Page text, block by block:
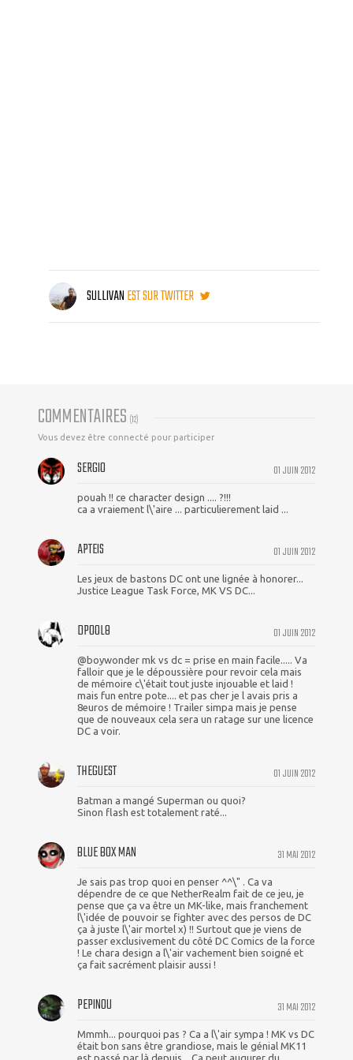
SULLIVANEST SUR TWITTER
COMMENTAIRES (12)
Vous devez être connecté pour participer
01 JUIN 2012
SERGIO
pouah !! ce character design .... ?!!!
ca a vraiement l\'aire ... particulierement laid ...
01 JUIN 2012
APTEIS
Les jeux de bastons DC ont une lignée à honorer...
Justice League Task Force, MK VS DC...
01 JUIN 2012
DPOOL8
@boywonder mk vs dc = prise en main facile..... Va
falloir que je le dépoussière pour revoir cela mais
de mémoire c\'était tout juste injouable et laid !
mais fun entre pote.... et pas cher je l avais pris a
8euros de mémoire ! Trailer simpa mais je pense
que de nouveaux cela sera un ratage sur une licence
DC a voir.
01 JUIN 2012
THEGUEST
Batman a mangé Superman ou quoi?
Sinon flash est totalement raté...
31 MAI 2012
BLUE BOX MAN
Je sais pas trop quoi en penser ^^\" . Ca va
dépendre de ce que NetherRealm fait de ce jeu, je
pense que ça va être un MK-like, mais franchement
l\'idée de pouvoir se fighter avec des persos de DC
ça à juste l\'air mortel x) !! Surtout que je viens de
passer exclusivement du côté DC Comics de la force
! Le chara design a l\'air vachement bien soigné et
ça fait sacrément plaisir aussi !
31 MAI 2012
PEPINOU
Mmmh... pourquoi pas ? Ca a l\'air sympa ! MK vs DC
était bon sans être grandiose, mais le génial MK11